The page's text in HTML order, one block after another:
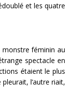
et les quatre
monstre féminin au
spectacle en
étaient le plus
l’autre riait,